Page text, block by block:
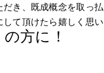
き、既成概念を取っ払
て頂けたら嬉しく思い
方に！